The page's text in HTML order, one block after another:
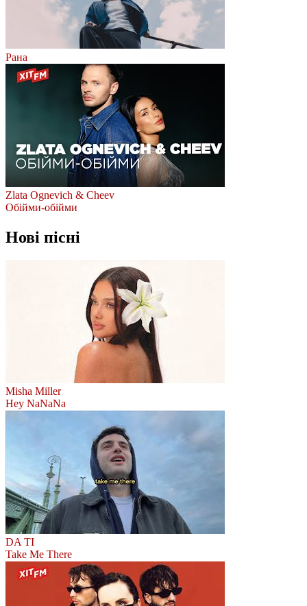
Рана
Zlata Ognevich & Cheev
Обійми-обійми
Нові пісні
Misha Miller
Hey NaNaNa
DA TI
Take Me There